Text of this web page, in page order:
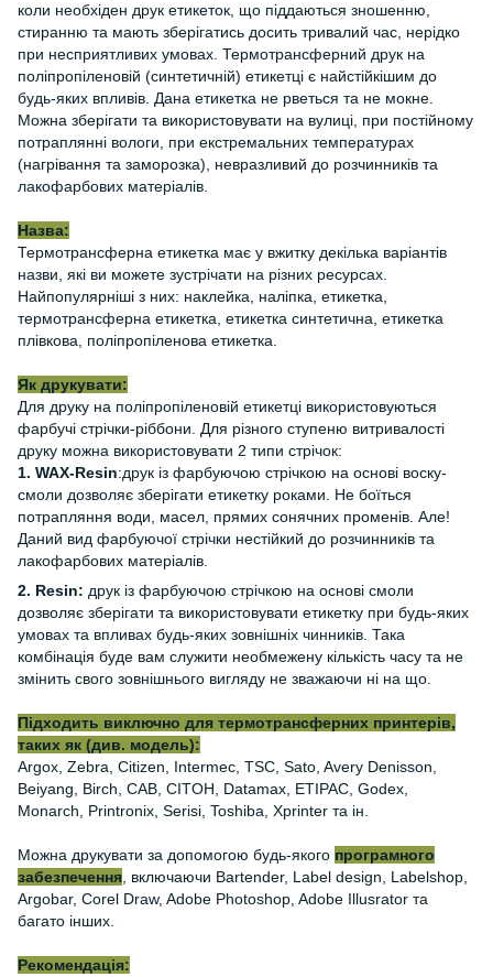
коли необхіден друк етикеток, що піддаються зношенню,
стиранню та мають зберігатись досить тривалий час, нерідко
при несприятливих умовах. Термотрансферний друк на
поліпропіленовій (синтетичній) етикетці є найстійкішим до
будь-яких впливів. Дана етикетка не рветься та не мокне.
Можна зберігати та використовувати на вулиці, при постійному
потраплянні вологи, при екстремальних температурах
(нагрівання та заморозка), невразливий до розчинників та
лакофарбових матеріалів.
Назва:
Термотрансферна етикетка має у вжитку декілька варіантів
назви, які ви можете зустрічати на різних ресурсах.
Найпопулярніші з них: наклейка, наліпка, етикетка,
термотрансферна етикетка, етикетка синтетична, етикетка
плівкова, поліпропіленова етикетка.
Як друкувати:
Для друку на поліпропіленовій етикетці використовуються
фарбучі стрічки-ріббони. Для різного ступеню витривалості
друку можна використовувати 2 типи стрічок:
1. WAX-Resin:друк із фарбуючою стрічкою на основі воску-
смоли дозволяє зберігати етикетку роками. Не боїться
потрапляння води, масел, прямих сонячних променів. Але!
Даний вид фарбуючої стрічки нестійкий до розчинників та
лакофарбових матеріалів.
2. Resin: друк із фарбуючою стрічкою на основі смоли
дозволяє зберігати та використовувати етикетку при будь-яких
умовах та впливах будь-яких зовнішніх чинників. Така
комбінація буде вам служити необмежену кількість часу та не
змінить свого зовнішнього вигляду не зважаючи ні на що.
Підходить виключно для термотрансферних принтерів,
таких як (див. модель):
Argox, Zebra, Citizen, Intermec, TSC, Sato, Avery Denisson,
Beiyang, Birch, CAB, CITOH, Datamax, ETIPAC, Godex,
Monarch, Printronix, Serisi, Toshiba, Xprinter та ін.
Можна друкувати за допомогою будь-якого програмного
забезпечення , включаючи Bartender, Label design, Labelshop,
Argobar, Corel Draw, Adobe Photoshop, Adobe Illusrator та
багато інших.
Рекомендація: